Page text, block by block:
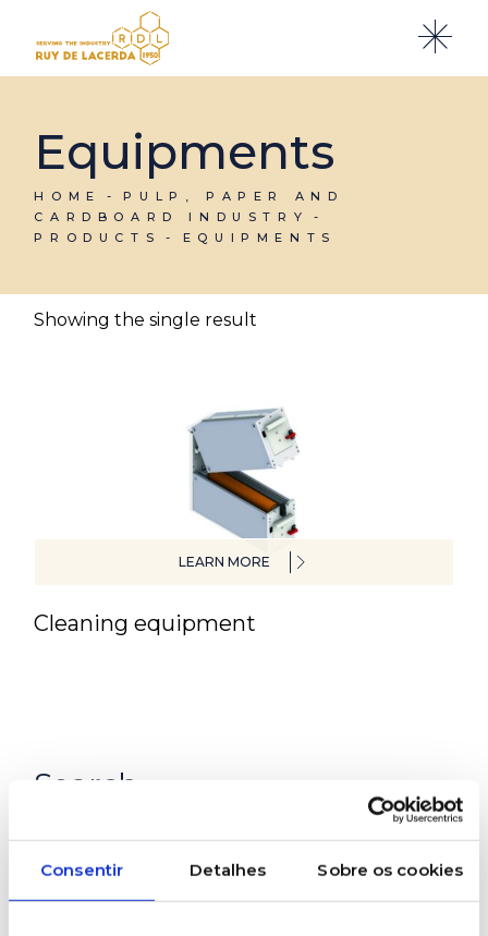
Consentir Detalhes Sobre os cookies
content
Equipments
HOME
PULP, PAPER AND
CARDBOARD INDUSTRY
PRODUCTS
EQUIPMENTS
Showing the single result
LEARN MORE
Cleaning equipment
Search